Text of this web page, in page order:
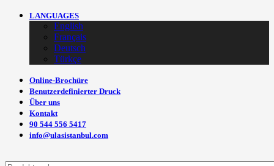
LANGUAGES
English
Français
Deutsch
Türkçe
Online-Brochüre
Benutzerdefinierter Druck
Über uns
Kontakt
90 544 556 5417
info@ulasistanbul.com